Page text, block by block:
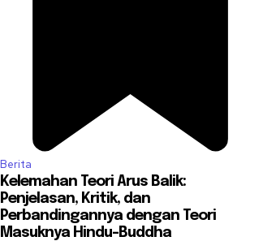
Berita
Kelemahan Teori Arus Balik:
Penjelasan, Kritik, dan
Perbandingannya dengan Teori
Masuknya Hindu-Buddha